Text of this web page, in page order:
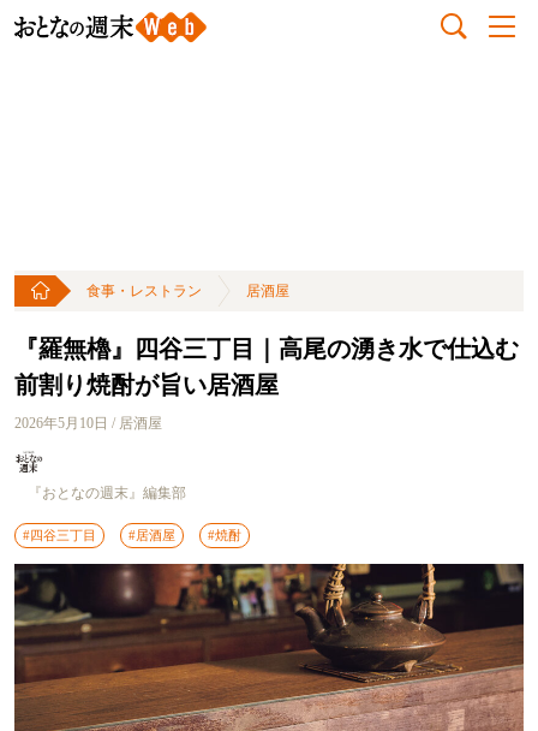
食事・レストラン 居酒屋
『羅無櫓』四谷三丁目｜高尾の湧き水で仕込む
前割り焼酎が旨い居酒屋
2026年5月10日 / 居酒屋
『おとなの週末』編集部
#四谷三丁目 #居酒屋 #焼酎